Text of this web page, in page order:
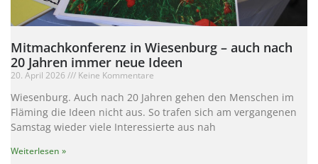
Mitmachkonferenz in Wiesenburg – auch nach
20 Jahren immer neue Ideen
20. April 2026 Keine Kommentare
Wiesenburg. Auch nach 20 Jahren gehen den Menschen im
Fläming die Ideen nicht aus. So trafen sich am vergangenen
Samstag wieder viele Interessierte aus nah
Weiterlesen »